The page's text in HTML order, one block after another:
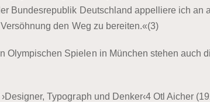
Bundesrepublik Deutschland appelliere ich an
den Weg zu bereiten.«(3)
Olympischen Spielen in München stehen auch
Typograph und Denker‹4 Otl Aicher